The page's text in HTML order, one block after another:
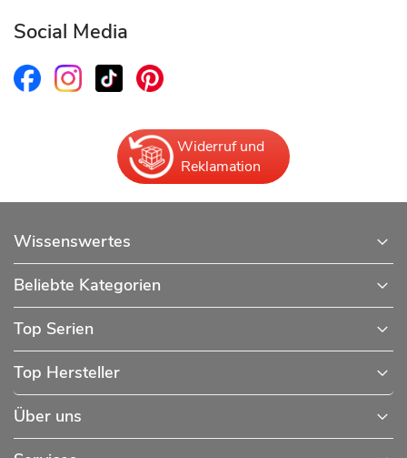
Social Media
Widerruf und
Reklamation
Wissenswertes
Beliebte Kategorien
Top Serien
Top Hersteller
Über uns